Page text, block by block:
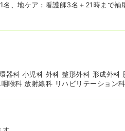
、地ケア：看護師3名＋21時まで補
器科 小児科 外科 整形外科 形成外科
喉科 放射線科 リハビリテーション